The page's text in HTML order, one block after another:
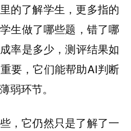
的了解学生，更多指的
生做了哪些题，错了哪
率是多少，测评结果如
要，它们能帮助AI判断
弱环节。
，它仍然只是了解了一